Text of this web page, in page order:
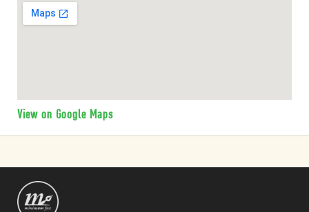
View on Google Maps